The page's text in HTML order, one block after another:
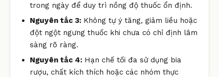
trong ngày để duy trì nồng độ thuốc ổn định.
Nguyên tắc 3: Không tự ý tăng, giảm liều hoặc
đột ngột ngưng thuốc khi chưa có chỉ định lâm
sàng rõ ràng.
Nguyên tắc 4: Hạn chế tối đa sử dụng bia
rượu, chất kích thích hoặc các nhóm thực